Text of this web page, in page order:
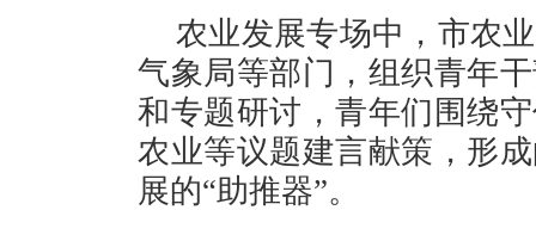
农业发展专场中，市农
气象局等部门，组织青年
和专题研讨，青年们围绕
农业等议题建言献策，形
展的“助推器”。